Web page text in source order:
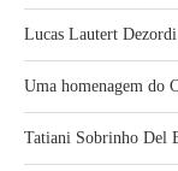
Lucas Lautert
Uma homenagem do
Tatiani Sobrinho Del